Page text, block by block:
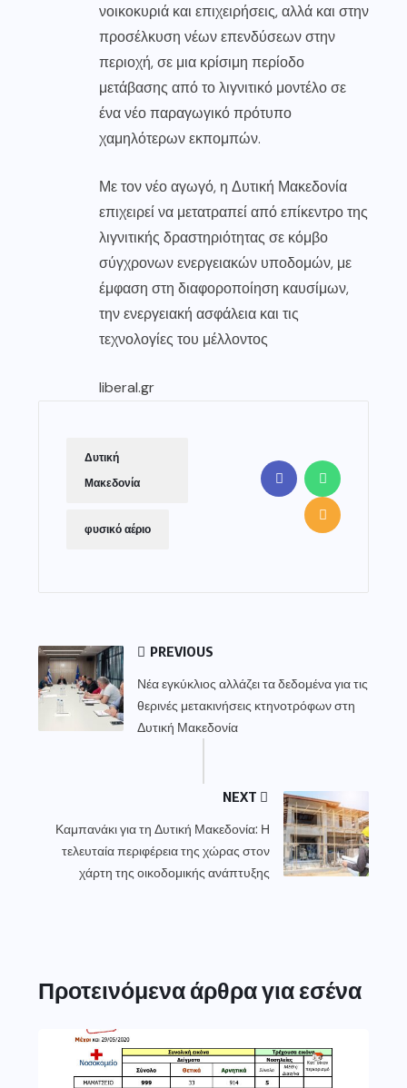
νοικοκυριά και επιχειρήσεις, αλλά και στην
προσέλκυση νέων επενδύσεων στην
περιοχή, σε μια κρίσιμη περίοδο
μετάβασης από το λιγνιτικό μοντέλο σε
ένα νέο παραγωγικό πρότυπο
χαμηλότερων εκπομπών.
Με τον νέο αγωγό, η Δυτική Μακεδονία
επιχειρεί να μετατραπεί από επίκεντρο της
λιγνιτικής δραστηριότητας σε κόμβο
σύγχρονων ενεργειακών υποδομών, με
έμφαση στη διαφοροποίηση καυσίμων,
την ενεργειακή ασφάλεια και τις
τεχνολογίες του μέλλοντος
liberal.gr
Δυτική
Μακεδονία
φυσικό αέριο
PREVIOUS
Νέα εγκύκλιος αλλάζει τα δεδομένα για τις
θερινές μετακινήσεις κτηνοτρόφων στη
Δυτική Μακεδονία
NEXT
Καμπανάκι για τη Δυτική Μακεδονία: Η
τελευταία περιφέρεια της χώρας στον
χάρτη της οικοδομικής ανάπτυξης
Προτεινόμενα άρθρα για εσένα